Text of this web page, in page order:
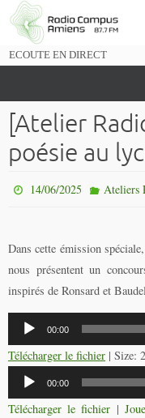
Passer
vers
ECOUTE EN DIRECT
[Atelier
poésie au
14/06/2025 Ateliers
Dans cette émission
nous présentent un
inspirés de Ronsard et
Lecteur
audio
00:00
Télécharger le fichier | Size:
Lecteur
audio
00:00
Télécharger le fichier |